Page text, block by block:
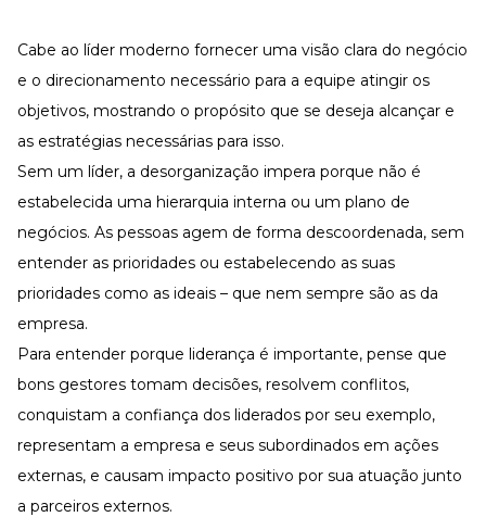
Cabe ao líder moderno fornecer uma visão clara do negócio
e o direcionamento necessário para a equipe atingir os
objetivos, mostrando o propósito que se deseja alcançar e
as estratégias necessárias para isso.
Sem um líder, a desorganização impera porque não é
estabelecida uma hierarquia interna ou um plano de
negócios. As pessoas agem de forma descoordenada, sem
entender as prioridades ou estabelecendo as suas
prioridades como as ideais – que nem sempre são as da
empresa.
Para entender porque liderança é importante, pense que
bons gestores tomam decisões, resolvem conflitos,
conquistam a confiança dos liderados por seu exemplo,
representam a empresa e seus subordinados em ações
externas, e causam impacto positivo por sua atuação junto
a parceiros externos.